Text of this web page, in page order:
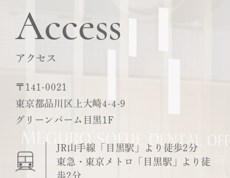
Access
アクセス
〒141-0021
東京都品川区上大崎4-4-9
グリーンパーム目黒1F
JR山手線「目黒駅」より徒歩2分
東急・東京メトロ「目黒駅」より徒
歩2分